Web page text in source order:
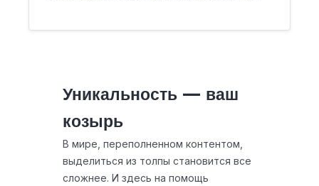
Уникальность — ваш
козырь
В мире, переполненном контентом,
выделиться из толпы становится все
сложнее. И здесь на помощь